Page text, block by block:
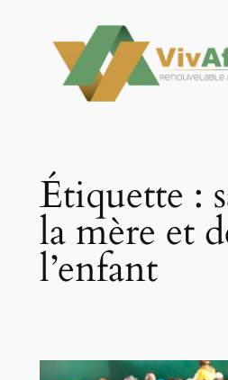
contenu
Étiquette :
la mère et
l’enfant